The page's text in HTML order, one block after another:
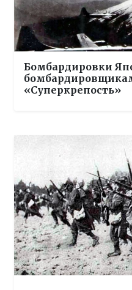
Бомбардировки
«Суперкрепость»